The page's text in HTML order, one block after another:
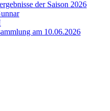
der Saison 2026
am 10.06.2026